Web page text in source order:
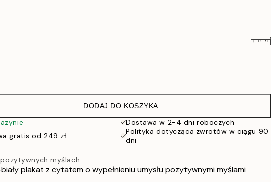
86 zł
108 zł
cm 76 zł
DODAJ DO KOSZYKA
Dostawa w 2-4 dni roboczych
gratis od 249 zł
Polityka dotycząca zwrotów w ciągu 90
dni
myślach
plakat z cytatem o wypełnieniu umysłu pozytywnymi myślami